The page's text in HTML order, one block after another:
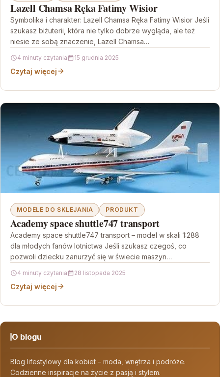
Lazell Chamsa Ręka Fatimy Wisior
Symbolika i charakter: Lazell Chamsa Ręka Fatimy Wisior Jeśli
szukasz biżuterii, która nie tylko dobrze wygląda, ale też
niesie ze sobą znaczenie, Lazell Chamsa…
4 minuty czytania 15 grudnia 2025
Czytaj więcej
MODELE DO SKLEJANIA PRODUKT
Academy space shuttle747 transport
Academy space shuttle747 transport – model w skali 1:288
dla młodych fanów lotnictwa Jeśli szukasz czegoś, co
pozwoli dziecku zanurzyć się w świecie maszyn…
4 minuty czytania 28 listopada 2025
Czytaj więcej
O blogu
Blog lifestylowy dla kobiet – moda, wnętrza i podróże.
Codzienne inspiracje na życie z pasją i stylem.